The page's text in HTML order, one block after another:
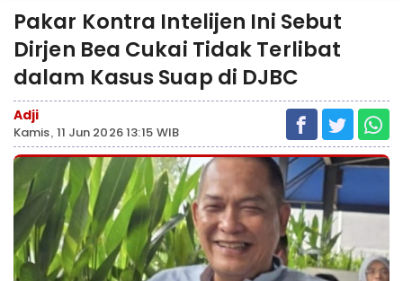
Pakar Kontra Intelijen Ini Sebut
Dirjen Bea Cukai Tidak Terlibat
dalam Kasus Suap di DJBC
Adji
Kamis, 11 Jun 2026 13:15 WIB